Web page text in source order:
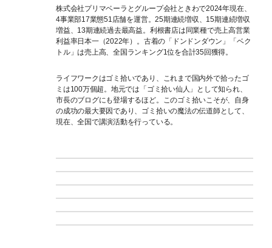
株式会社プリマベーラとグループ会社ときわで2024年現在、
4事業部17業態51店舗を運営。25期連続増収、15期連続増収
増益、13期連続過去最高益。利根書店は同業種で売上高営業
利益率日本一（2022年）。古着の「ドンドンダウン」「ベク
トル」は売上高、全国ランキング1位を合計35回獲得。
ライフワークはゴミ拾いであり、これまで国内外で拾ったゴ
ミは100万個超。地元では「ゴミ拾い仙人」として知られ、
市長のブログにも登場するほど。このゴミ拾いこそが、自身
の成功の最大要因であり、ゴミ拾いの魔法の伝道師として、
現在、全国で講演活動を行っている。